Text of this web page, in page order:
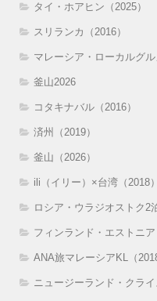
タイ・ホアヒン（2025）
スリランカ（2016）
マレーシア・ローカルグル
釜山2026
コタキナバル（2016）
済州（2019）
釜山（2026）
ili（イリー）×台湾（2018）
ロシア・ウラジオストク2
フィンランド・エストニア
ANA旅マレーシアKL（2018
ニュージーランド・クラ